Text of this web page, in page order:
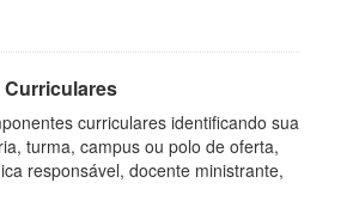
curriculares identificando sua
turma, campus ou polo de oferta,
responsável, docente ministrante,